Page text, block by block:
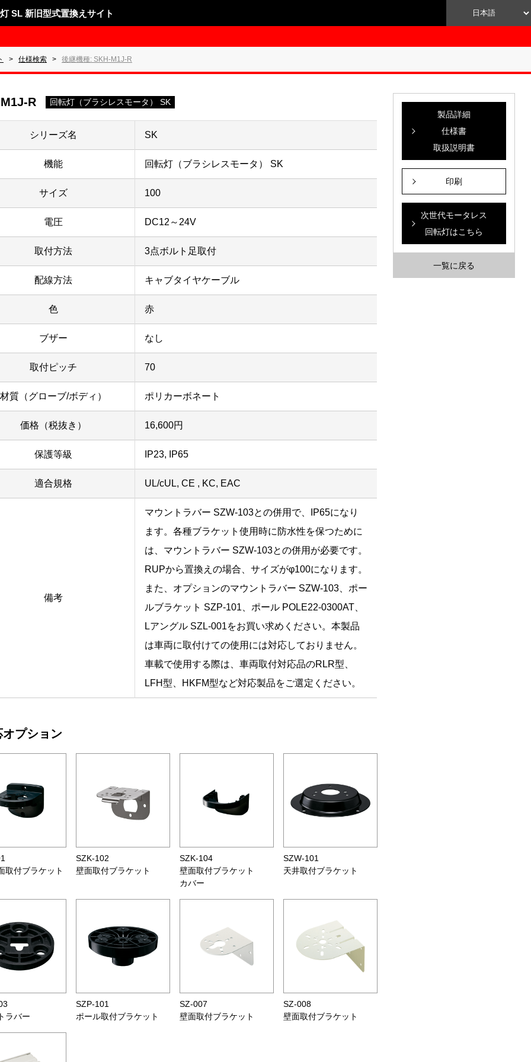
SL 新旧型式置換えサイト
仕様検索 後継機種: SKH-M1J-R
R 回転灯（ブラシレスモータ） SK
シリーズ名 SK
機能 回転灯（ブラシレスモータ） SK
サイズ 100
電圧 DC12～24V
取付方法 3点ボルト足取付
配線方法 キャブタイヤケーブル
色 赤
ブザー なし
取付ピッチ 70
材質（グローブ/ボディ） ポリカーボネート
価格（税抜き） 16,600円
保護等級 IP23, IP65
適合規格 UL/cUL, CE , KC, EAC
備考
マウントラバー SZW-103との併用で、IP65になり
ます。各種ブラケット使用時に防水性を保つために
は、マウントラバー SZW-103との併用が必要です。
RUPから置換えの場合、サイズがφ100になります。
また、オプションのマウントラバー SZW-103、ポー
ルブラケット SZP-101、ポール POLE22-0300AT、
Lアングル SZL-001をお買い求めください。本製品
は車両に取付けての使用には対応しておりません。
車載で使用する際は、車両取付対応品のRLR型、
LFH型、HKFM型など対応製品をご選定ください。
オプション
取付ブラケット
SZK-102
壁面取付ブラケット
SZK-104
壁面取付ブラケット
カバー
SZW-101
天井取付ブラケット
ラバー
SZP-101
ポール取付ブラケット
SZ-007
壁面取付ブラケット
SZ-008
壁面取付ブラケット
製品詳細
仕様書
取扱説明書
印刷
次世代モータレス
回転灯はこちら
一覧に戻る